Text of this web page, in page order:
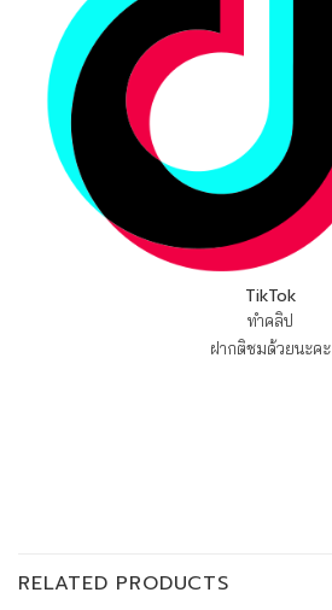
TikTok
ทำคลิป
ฝากติชมด้วยนะคะ
RELATED PRODUCTS